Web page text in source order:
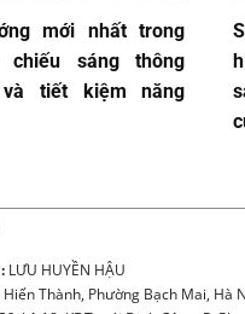
mới nhất trong
chiếu sáng thông
tiết kiệm năng
LƯU HUYỀN HẬU
Hiến Thành, Phường Bạch Mai, Hà